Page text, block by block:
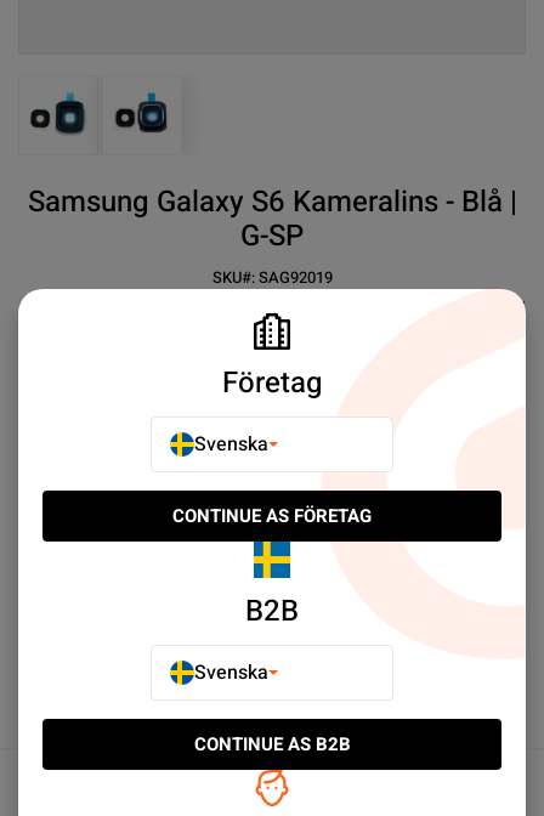
View larger imageView larger image
Samsung Galaxy S6 Kameralins - Blå |
G-SP
SKU#:SAG92019
SEK 29.00 5
E-POSTA TILL EN VÄN
Översikt
Företag
Svenska
CONTINUE AS FÖRETAG
B2B
Svenska
CONTINUE AS B2B